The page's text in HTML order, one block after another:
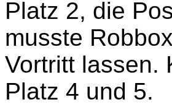
Platz 2, die
musste
Vortritt lassen.
Platz 4 und 5.